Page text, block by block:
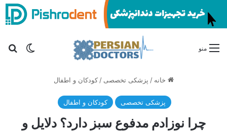
تغییر منو
خانه / پزشکی تخصصی / کودکان و اطفال
پزشکی تخصصی کودکان و اطفال
چرا نوزادم مدفوع سبز دارد؟ دلایل و